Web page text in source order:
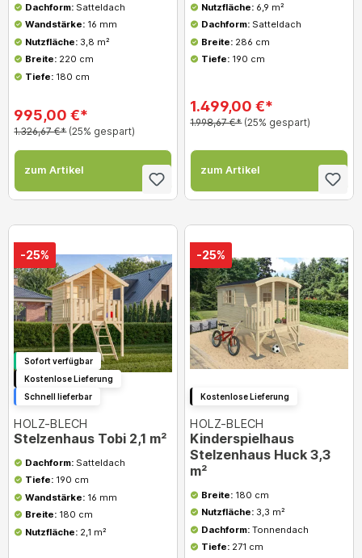
Dachform:Satteldach
Wandstärke:16 mm
Nutzfläche:3,8 m²
Breite:220 cm
Tiefe:180 cm
995,00 €*
1.326,67 €* (25% gespart)
zum Artikel
Nutzfläche:6,9 m²
Dachform:Satteldach
Breite:286 cm
Tiefe:190 cm
1.499,00 €*
1.998,67 €* (25% gespart)
zum Artikel
-25%
Sofort verfügbar
Kostenlose Lieferung
Schnell lieferbar
HOLZ-BLECH
Stelzenhaus Tobi 2,1 m²
Dachform:Satteldach
Tiefe:190 cm
Wandstärke:16 mm
Breite:180 cm
Nutzfläche:2,1 m²
-25%
Kostenlose Lieferung
HOLZ-BLECH
Kinderspielhaus
Stelzenhaus Huck 3,3
m²
Breite:180 cm
Nutzfläche:3,3 m²
Dachform:Tonnendach
Tiefe:271 cm